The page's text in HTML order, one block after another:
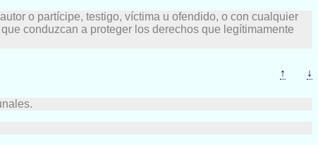
o partícipe, testigo, víctima u ofendido, o con cualquier
conduzcan a proteger los derechos que legítimamente
↑ ↓